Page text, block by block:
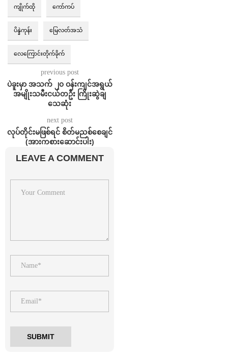
ကျိုက်ထို ကော်ကပ်
ပိန္နဲကုန်း မြေလတ်အသံ
လေကြောင်းတိုက်ခိုက်
previous post
ပဲခူးမှာ အသက် ၂၀ ဝန်းကျင်အရွယ်
အမျိုးသမီးငယ်တဦး ကြိုးဆွဲချ
သေဆုံး
next post
လုပ်တိုင်းမဖြစ်ရင် စိတ်မညစ်စေချင်
(အားကစားဆောင်းပါး)
LEAVE A COMMENT